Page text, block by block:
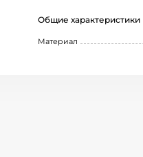
Общие характеристики
Материал